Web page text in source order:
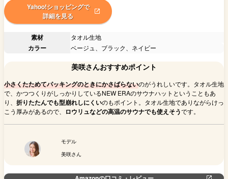
Yahoo!ショッピングで
詳細を見る
素材 タオル生地
カラー ベージュ、ブラック、ネイビー
美咲さんおすすめポイント
小さくたためてパッキングのときにかさばらないのがうれしいです。タオル生地
で、かつつくりがしっかりしているNEW ERAのサウナハットということもあ
り、 折りたたんでも型崩れしにくいのもポイント。タオル生地でありながらけっ
こう厚みがあるので、
ロウリュなどの高温のサウナでも使えそうです。
モデル
美咲さん